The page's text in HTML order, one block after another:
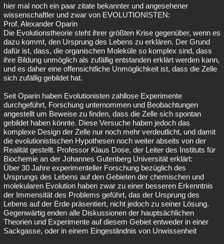
hier mal noch ein paar zitate bekannter und angesehener
wissenschaftler und zwar von EVOLUTIONISTEN:
Prof. Alexander Oparin
Die Evolutionstheorie steht ihrer größten Krise gegenüber, wenn es
dazu kommt, den Ursprung des Lebens zu erklären. Der Grund
dafür ist, dass, die organischen Moleküle so komplex sind, dass
ihre Bildung unmöglich als zufällig entstanden erklärt werden kann,
und es daher eine offensichtliche Unmöglichkeit ist, dass die Zelle
sich zufällig gebildet hat.
Seit Oparin haben Evolutionisten zahllose Experimente
durchgeführt, Forschung unternommen und Beobachtungen
angestellt um Beweise zu finden, dass die Zelle sich spontan
gebildet haben könnte. Diese Versuche haben jedoch das
komplexe Design der Zelle nur noch mehr verdeutlicht, und damit
die evolutionistischen Hypothesen noch weiter abseits von der
Realität gestellt. Professor Klaus Dose, der Leiter des Instituts für
Biochemie an der Johannes Gutenberg Universität erklärt:
Über 30 Jahre experimenteller Forschung bezüglich des
Ursprungs des Lebens auf den Gebieten der chemischen und
molekularen Evolution haben zwar zu einer besseren Erkenntnis
der Immensität des Problems geführt, das der Ursprung des
Lebens auf der Erde präsentiert, nicht jedoch zu seiner Lösung.
Gegenwärtig enden alle Diskussionen der hauptsächlichen
Theorien und Experimente auf diesem Gebiet entweder in einer
Sackgasse, oder in einem Eingeständnis von Unwissenheit